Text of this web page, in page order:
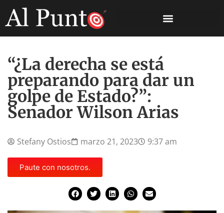
“¿La derecha se está
preparando para dar un
golpe de Estado?”:
Senador Wilson Arias
Stefany Ostios marzo 21, 2023 9:37 am
Paute con nosotros.